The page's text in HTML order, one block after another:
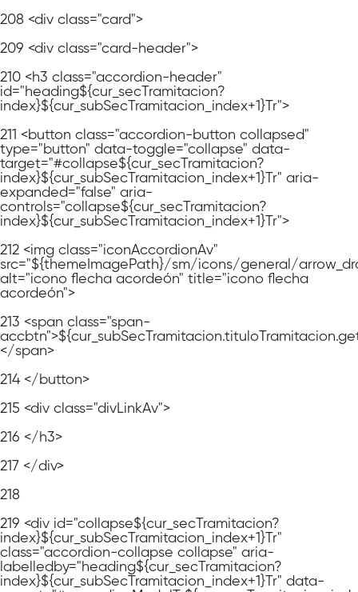
208 <div class="card">
209 <div class="card-header">
210 <h3 class="accordion-header"
id="heading${cur_secTramitacion?
index}${cur_subSecTramitacion_index+1}Tr">
211 <button class="accordion-button collapsed"
type="button" data-toggle="collapse" data-
target="#collapse${cur_secTramitacion?
index}${cur_subSecTramitacion_index+1}Tr" aria-
expanded="false" aria-
controls="collapse${cur_secTramitacion?
index}${cur_subSecTramitacion_index+1}Tr">
212 <img class="iconAccordionAv"
src="${themeImagePath}/sm/icons/general/
alt="icono flecha acordeón" title="icono flecha
acordeón">
213 <span class="span-
</span>
214 </button>
215 <div class="divLinkAv">
216 </h3>
217 </div>
218
219 <div id="collapse${cur_secTramitacion?
index}${cur_subSecTramitacion_index+1}Tr"
class="accordion-collapse collapse" aria-
labelledby="heading${cur_secTramitacion?
index}${cur_subSecTramitacion_index+1}Tr" data-